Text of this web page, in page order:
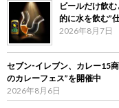
ビールだけ飲
的に水を飲む”
2026年8月7日
セブン‐イレブン、カレー15
のカレーフェス”を開催中
2026年8月6日